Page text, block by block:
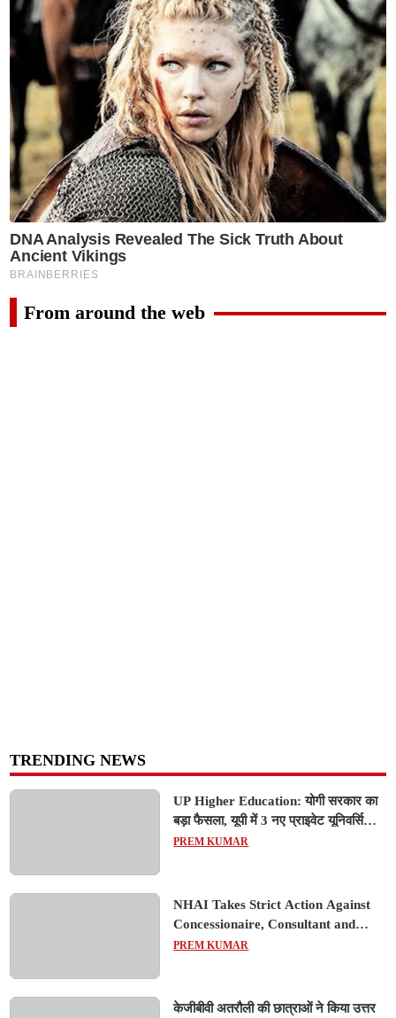
From around the web
TRENDING NEWS
UP Higher Education: योगी सरकार का
बड़ा फैसला, यूपी में 3 नए प्राइवेट यूनिवर्सिटीज
के संचालन को हरी झंडी; जानें डिटेल्स
PREM KUMAR
NHAI Takes Strict Action Against
Concessionaire, Consultant and
Officials Over Kanpur–Lucknow
PREM KUMAR
केजीबीवी अतरौली की छात्राओं ने किया उत्तर